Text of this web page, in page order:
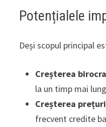
Potențialele
Deși scopul principal
Creșterea
la un timp mai
Creșterea
frecvent credite